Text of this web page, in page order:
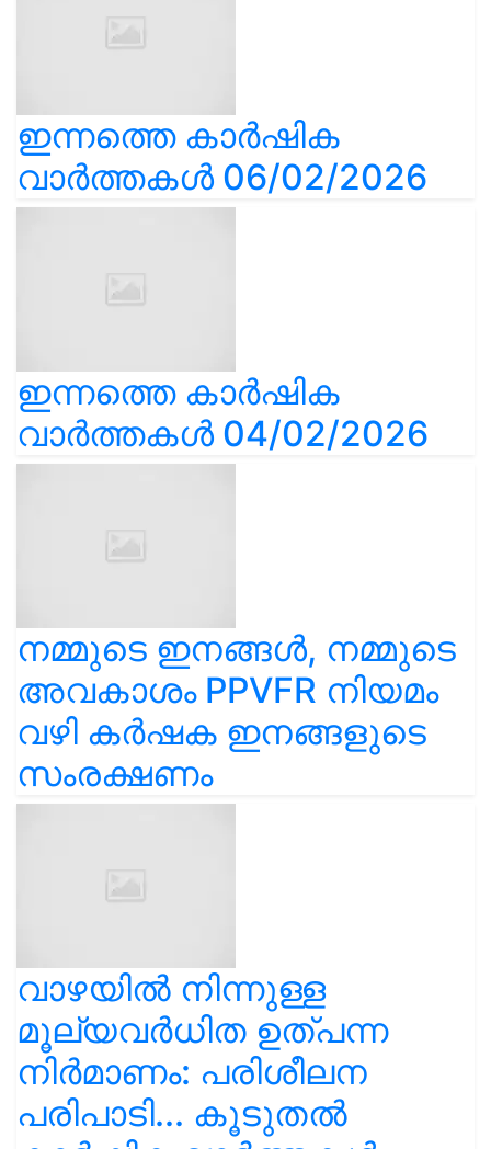
ഇന്നത്തെ കാർഷിക
വാർത്തകൾ 06/02/2026
ഇന്നത്തെ കാർഷിക
വാർത്തകൾ 04/02/2026
നമ്മുടെ ഇനങ്ങൾ, നമ്മുടെ
അവകാശം PPVFR നിയമം
വഴി കർഷക ഇനങ്ങളുടെ
സംരക്ഷണം
വാഴയിൽ നിന്നുള്ള
മൂല്യവർധിത ഉത്പന്ന
നിർമാണം: പരിശീലന
പരിപാടി... കൂടുതൽ